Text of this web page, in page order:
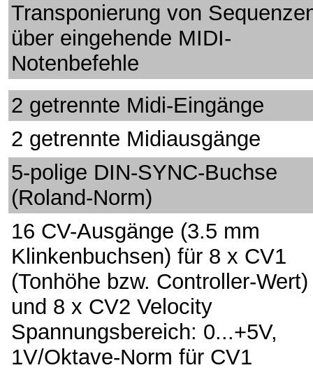
Transponierung von
über eingehende MIDI-
Notenbefehle
2 getrennte Midi-Eingänge
2 getrennte Midiausgänge
5-polige DIN-SYNC-Buchse
(Roland-Norm)
16 CV-Ausgänge (3.5 mm
Klinkenbuchsen) für 8 x CV1
(Tonhöhe bzw. Controller-Wert)
und 8 x CV2 Velocity
Spannungsbereich: 0...+5V,
1V/Oktave-Norm für CV1